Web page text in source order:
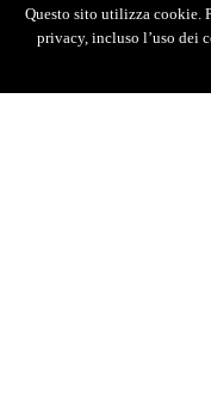
“Fp Cgil e la Cgil
all’Assessore
generale dello
Questo sito utilizza cookie.
privacy, incluso l’uso dei